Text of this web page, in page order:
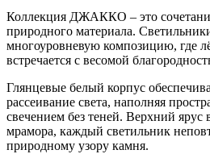
Коллекция ДЖАККО – это
природного материала.
многоуровневую композицию, где
встречается с весомой
Глянцевые белый корпус
рассеивание света, наполняя
свечением без теней. Верхний ярус
мрамора, каждый светильник
природному узору камня.